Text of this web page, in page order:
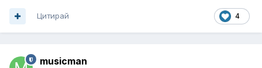
4
Цитирай
musicman